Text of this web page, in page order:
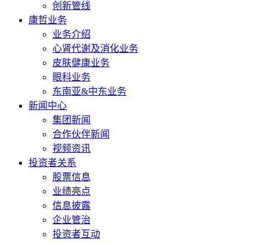
创新管线
康哲业务
业务介绍
心肾代谢及消化业务
皮肤健康业务
眼科业务
东南亚&中东业务
新闻中心
集团新闻
合作伙伴新闻
视频资讯
投资者关系
股票信息
业绩亮点
信息披露
企业管治
投资者互动